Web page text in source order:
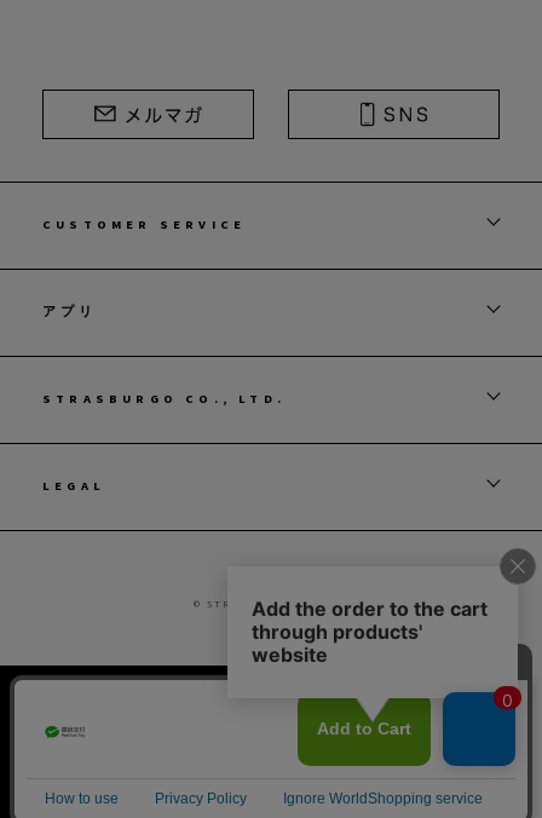
カラー・サイズを選択してカートに入れる
CUSTOMER SERVICE
アプリ
STRASBURGO CO., LTD.
LEGAL
© STRASBURGO CO., LTD.